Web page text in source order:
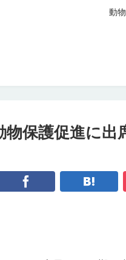
動
物保護促進に